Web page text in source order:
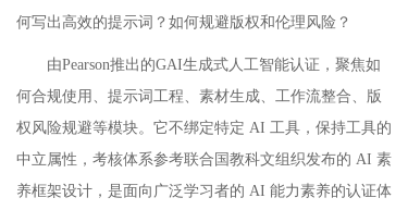
何写出高效的提示词？如何规避版权和伦理风险？
由Pearson推出的GAI生成式人工智能认证，聚焦如
何合规使用、提示词工程、素材生成、工作流整合、版
权风险规避等模块。它不绑定特定 AI 工具， 保持工具的
中立属性，考核体系参考联合国教科文组织发布的 AI 素
养框架设计，是面向广泛学习者的 AI 能力素养的认证体